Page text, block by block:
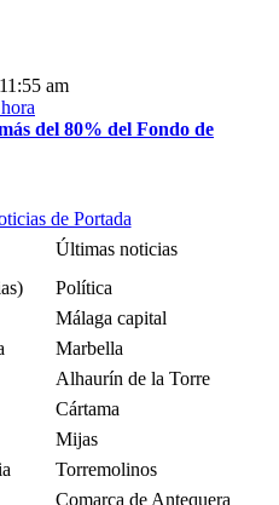
am
del 80% del Fondo de
de Portada
Últimas noticias
Política
Málaga capital
Marbella
Alhaurín de la Torre
Cártama
Mijas
Torremolinos
Comarca de Antequera